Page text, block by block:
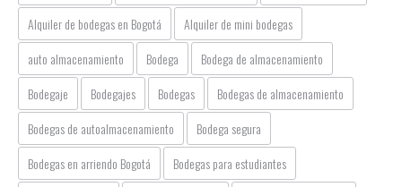
Alquiler de bodegas en Bogotá
Alquiler de mini bodegas
auto almacenamiento
Bodega
Bodega de almacenamiento
Bodegaje
Bodegajes Bodegas
Bodegas de almacenamiento
Bodegas de autoalmacenamiento
Bodega segura
Bodegas en arriendo Bogotá
Bodegas para estudiantes